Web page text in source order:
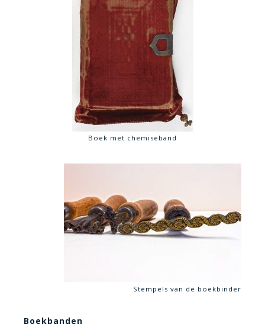
Boek met chemiseband
Stempels van de boekbinder
Boekbanden